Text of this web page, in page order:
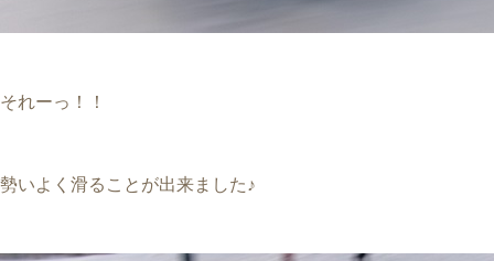
それーっ！！
勢いよく滑ることが出来ました♪